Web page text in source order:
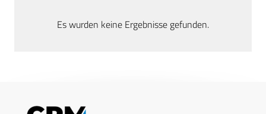
Es wurden keine Ergebnisse gefunden.